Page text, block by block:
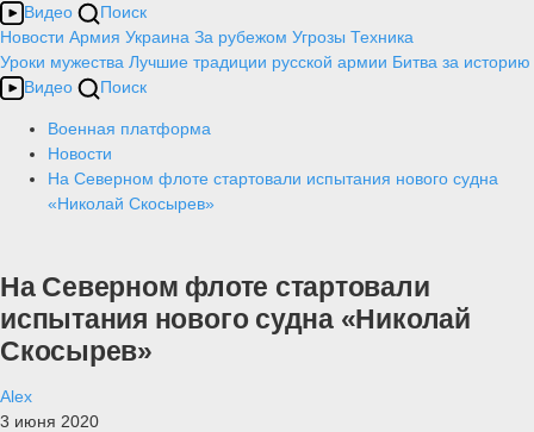
Видео
Поиск
Новости Армия Украина За рубежом Угрозы Техника
Уроки мужества Лучшие традиции русской армии Битва за историю
Видео
Поиск
Военная платформа
Новости
На Северном флоте стартовали испытания нового судна
«Николай Скосырев»
На Северном флоте стартовали
испытания нового судна «Николай
Скосырев»
Alex
3 июня 2020